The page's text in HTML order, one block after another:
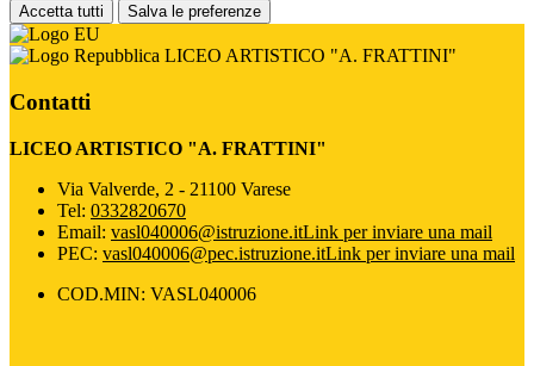
Accetta tutti Salva le preferenze
LICEO ARTISTICO "A. FRATTINI"
Contatti
LICEO ARTISTICO "A. FRATTINI"
Via Valverde, 2 - 21100 Varese
Tel: 0332820670
Email: vasl040006@istruzione.itLink per inviare una mail
PEC: vasl040006@pec.istruzione.itLink per inviare una mail
COD.MIN: VASL040006